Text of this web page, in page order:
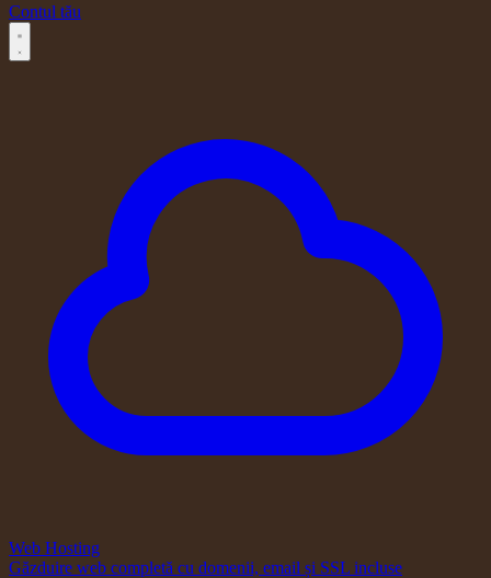
Contul tău
Web Hosting
Găzduire web completă cu domenii, email și SSL incluse